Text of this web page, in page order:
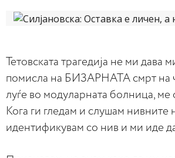
Тетовската трагедија не ми дава
помисла на БИЗАРНАТА смрт на
луѓе во модуларната болница, ме
Кога ги гледам и слушам нивните
идентификувам со нив и ми иде